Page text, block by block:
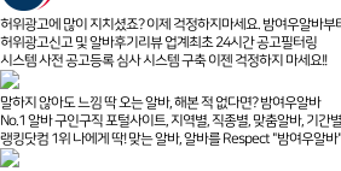
허위광고에 많이 지치셨죠? 이제 걱정하지마세요. 밤여우알바부
허위광고신고 및 알바후기리뷰 업계최초 24시간 공고필터링
시스템 사전 공고등록 심사 시스템 구축 이젠 걱정하지 마세요!!
말하지 않아도 느낌 딱 오는 알바, 해본 적 없다면? 밤여우알바
No.1 알바 구인구직 포털사이트, 지역별, 직종별, 맞춤알바, 기간
랭킹닷컴 1위 나에게 딱! 맞는 알바, 알바를 Respect "밤여우알바"